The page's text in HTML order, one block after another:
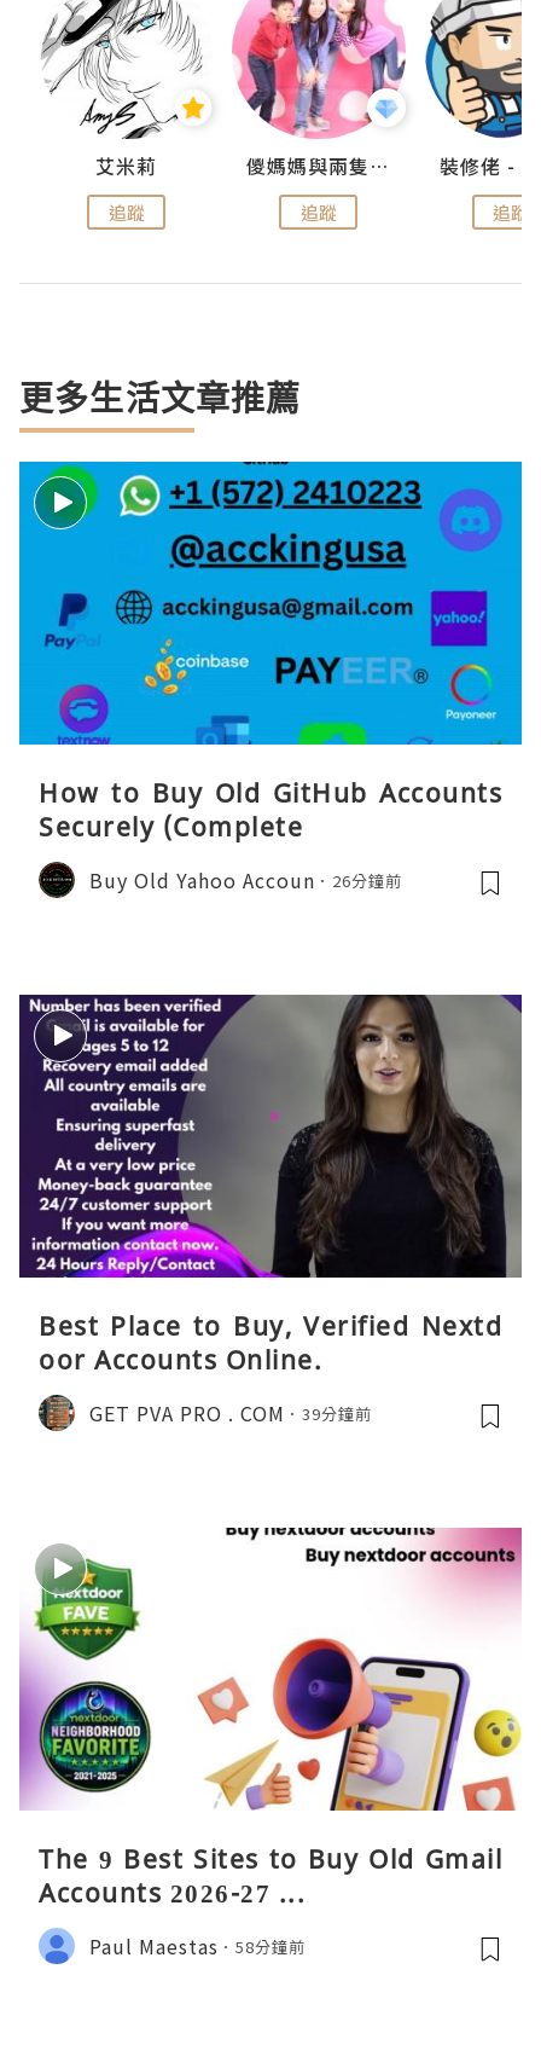
艾米莉
追蹤
儍媽媽與兩隻小魔怪之家
追蹤 追蹤
更多生活文章推薦
How to Buy Old GitHub Accounts
Securely (Complete
Buy Old Yahoo Accoun 26分鐘前
Best Place to Buy, Verified Nextd
oor Accounts Online.
GET PVA PRO . COM 39分鐘前
The 9 Best Sites to Buy Old Gmail
Accounts 2026-27 ...
Paul Maestas 58分鐘前